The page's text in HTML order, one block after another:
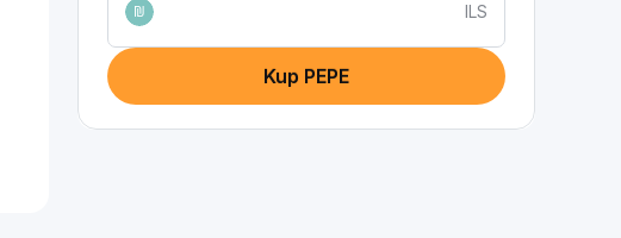
₪
ILS
Kup PEPE